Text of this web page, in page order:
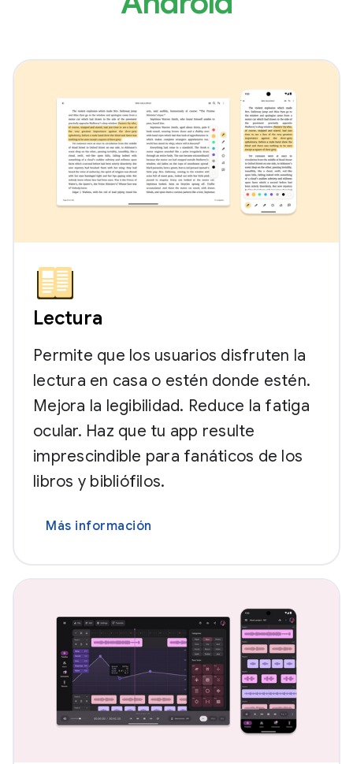
Lectura
Permite que los usuarios disfruten la
lectura en casa o estén donde estén.
Mejora la legibilidad. Reduce la fatiga
ocular. Haz que tu app resulte
imprescindible para fanáticos de los
libros y bibliófilos.
Más información